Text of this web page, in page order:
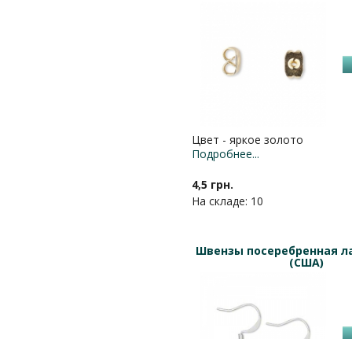
Цвет - яркое золото
Подробнее...
4,5 грн.
На складе: 10
Швензы посеребренная
(США)